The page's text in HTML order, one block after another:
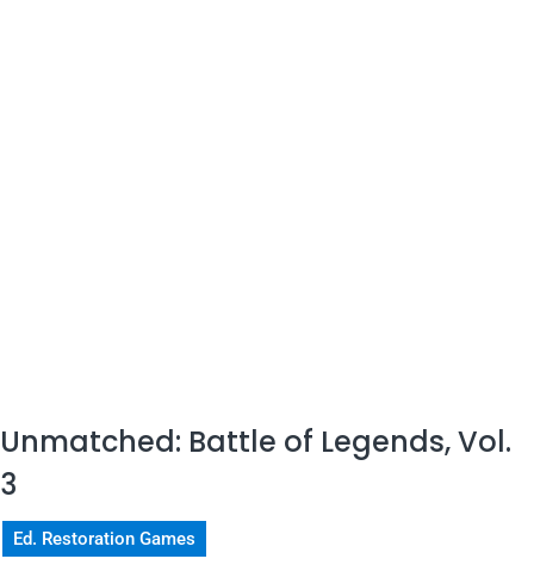
Unmatched: Battle of Legends, Vol.
3
Ed. Restoration Games